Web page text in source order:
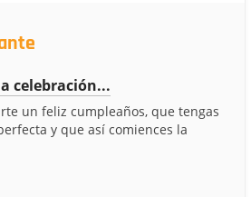
celebración...
un feliz cumpleaños, que tengas
y que así comiences la